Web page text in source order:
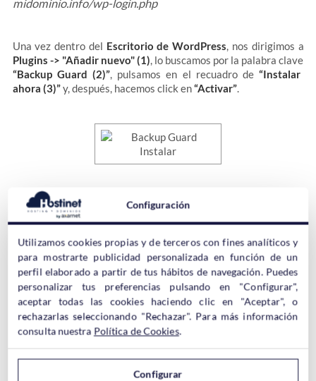
midominio.info/wp-login.php
Una vez dentro del Escritorio de WordPress, nos dirigimos a
Plugins -> "Añadir nuevo" (1), lo buscamos por la palabra clave
“Backup Guard (2)”, pulsamos en el recuadro de“Instalar
ahora (3)”y, después, hacemos click en“Activar”.
ActivadoBackup Guard tenemos que dirigirnos hasta el
principal de WordPress
, donde podremos descubrir todo lo que
nos puede deparar este plugin. Aunque la única sección que nos
interesa es la deBackups.
También podemos ir a lasección Cloudpara configurar
Dropbox (el resto de plataformas son de la versión de pago), así
como a lasección de Settingspara aplicar algunos ajustes
generales, pero como decimos la única sección que realmente
nos interesa es la deBackups.
Configuración
Utilizamos cookies propias y de terceros con fines analíticos y
para mostrarte publicidad personalizada en función de un
perfil elaborado a partir de tus hábitos de navegación. Puedes
personalizar tus preferencias pulsando en "Configurar",
aceptar todas las cookies haciendo clic en "Aceptar", o
rechazarlas seleccionando "Rechazar". Para más información
consulta nuestra Política de Cookies.
Configurar